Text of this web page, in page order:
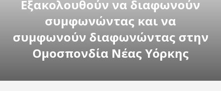
Εξακολουθούν να διαφωνούν
συμφωνώντας και να
συμφωνούν διαφωνώντας στην
Ομοσπονδία Νέας Υόρκης